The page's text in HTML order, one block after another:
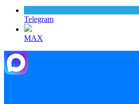
Telegram
MAX